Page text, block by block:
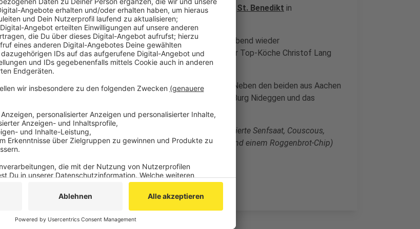
Die Aachener RestaurantsLa Becassean der Vaalser Straße und St. Benedikt in
Kornelimünster dürfen ihren Michelin-Stern behalten.
Der renommierte Gastro-Führer Guide Michelin hat am Mittwochabend wieder
Sternerestaurants ausgezeichnet - darunter auch die Betriebe der Top-Köche Christof Lang
(La Becasse) und Maximilian Kreus (St. Benedikt).
In ganz NRW haben es 52 Betriebe in Sterneregionen geschafft. Neben den beiden aus Aachen
aus der Region auch das Burgrestaurant Brockel Schlimbach auf Burg Nideggen und das
Restaurant Troyka in Erkelenz.
(Foto oben: aus einem St. Benedikt-Menu: Gedörrte Tomate, marinierte Senfsaat, Couscous,
Tomaten-Basilikum-Sud, auf einem Roggenbrot mit Curry-Creme und einem Roggenbrot-Chip)
Anzeige